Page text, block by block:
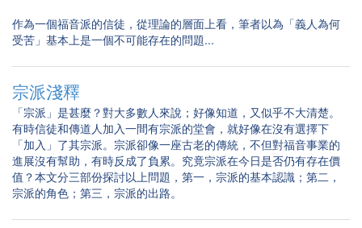
作為一個福音派的信徒，從理論的層面上看，筆者以為「義人為何
受苦」基本上是一個不可能存在的問題...
宗派淺釋
「宗派」是甚麼？對大多數人來說；好像知道，又似乎不大清楚。
有時信徒和傳道人加入一間有宗派的堂會，就好像在沒有選擇下
「加入」了其宗派。宗派卻像一座古老的傳統，不但對福音事業的
進展沒有幫助，有時反成了負累。究竟宗派在今日是否仍有存在價
值？本文分三部份探討以上問題，第一，宗派的基本認識；第二，
宗派的角色；第三，宗派的出路。